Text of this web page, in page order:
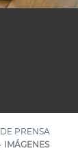
PRENSA
IMÁGENES